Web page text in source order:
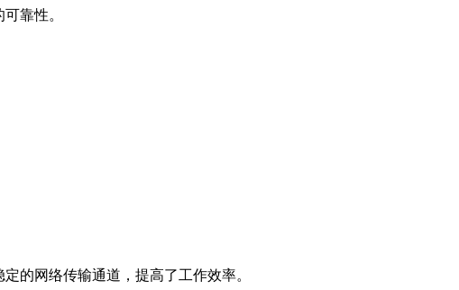
靠性。
的网络传输通道，提高了工作效率。